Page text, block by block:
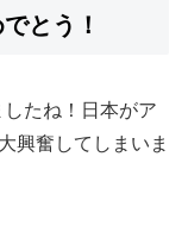
とう！
たね！日本がア
興奮してしまいま